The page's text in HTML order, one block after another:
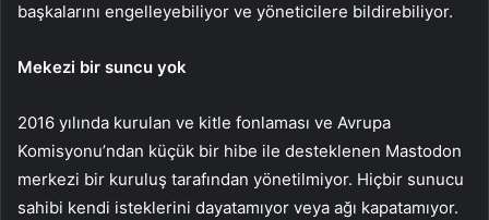
başkalarını engelleyebiliyor ve yöneticilere bildirebiliyor.
Mekezi bir suncu yok
2016 yılında kurulan ve kitle fonlaması ve Avrupa
Komisyonu’ndan küçük bir hibe ile desteklenen Mastodon
merkezi bir kuruluş tarafından yönetilmiyor. Hiçbir sunucu
sahibi kendi isteklerini dayatamıyor veya ağı kapatamıyor.